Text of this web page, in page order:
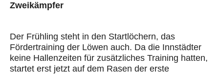
Zweikämpfer
Der Frühling steht in den Startlöchern, das
Fördertraining der Löwen auch. Da die Innstädter
keine Hallenzeiten für zusätzliches Training hatten,
startet erst jetzt auf dem Rasen der erste